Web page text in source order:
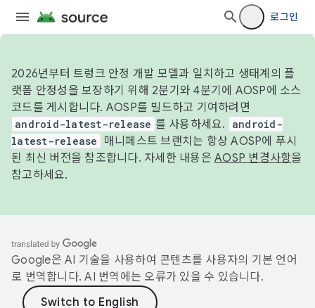
로그인
2026년부터 트렁크 안정 개발 모델과 일치하고 생태계의 플
랫폼 안정성을 보장하기 위해 2분기와 4분기에 AOSP에 소스
코드를 게시합니다. AOSP를 빌드하고 기여하려면
android-latest-release 를 사용하세요.
android-
latest-release
매니페스트 브랜치는 항상 AOSP에 푸시
된 최신 버전을 참조합니다. 자세한 내용은 AOSP 변경사항을
참고하세요.
Google은 AI 기술을 사용하여 콘텐츠를 사용자의 기본 언어
로 번역합니다. AI 번역에는 오류가 있을 수 있습니다.